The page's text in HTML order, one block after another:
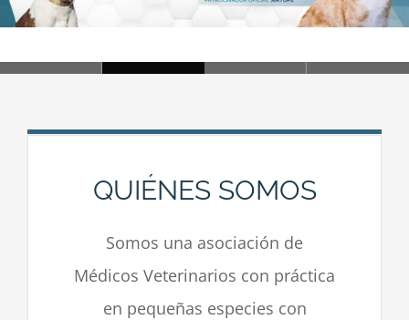
QUIÉNES SOMOS
Somos una asociación de
Médicos Veterinarios con práctica
en pequeñas especies con